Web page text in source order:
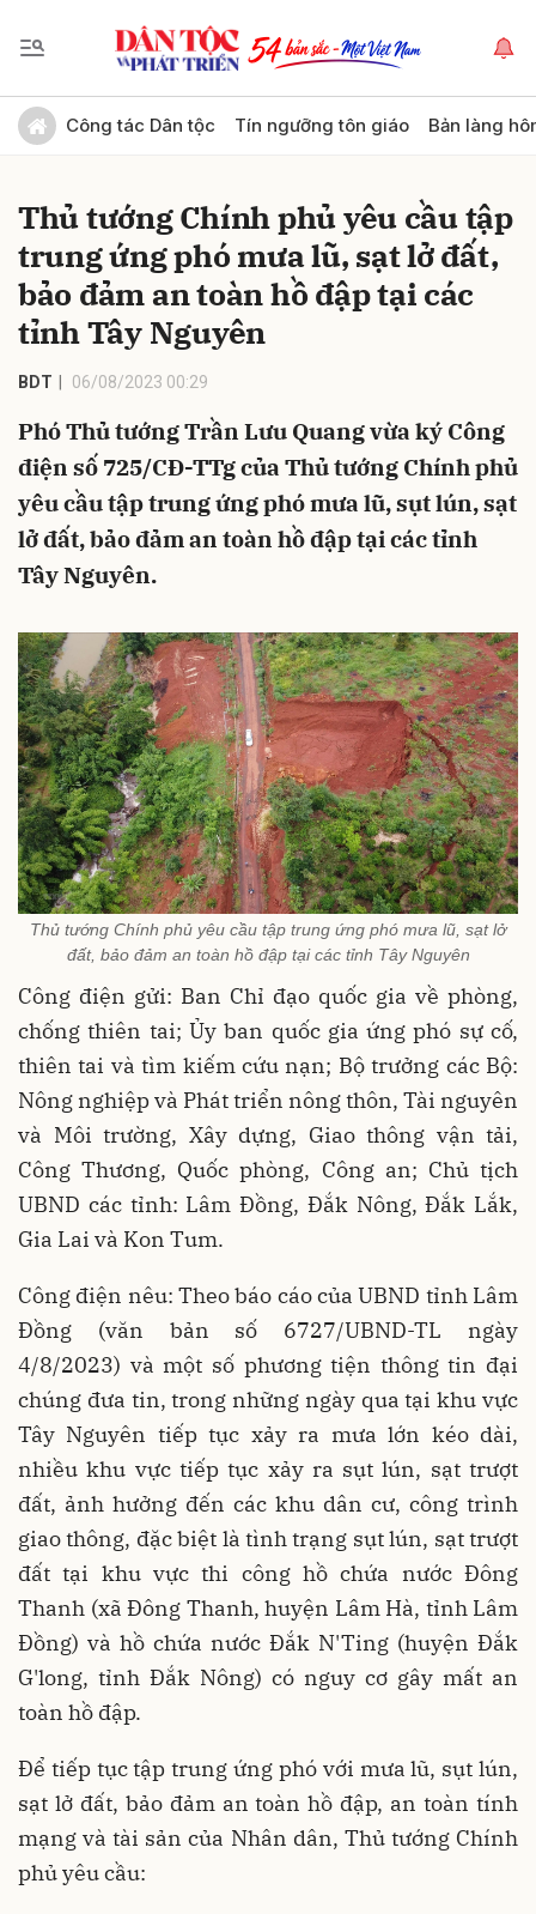
Công tác Dân tộc Tín ngưỡng tôn giáo Bản làng
Thủ tướng Chính phủ yêu cầu tập
trung ứng phó mưa lũ, sạt lở đất,
bảo đảm an toàn hồ đập tại các
tỉnh Tây Nguyên
BDT 06/08/2023 00:29
Phó Thủ tướng Trần Lưu Quang vừa ký Công
điện số 725/CĐ-TTg của Thủ tướng Chính phủ
yêu cầu tập trung ứng phó mưa lũ, sụt lún, sạt
lở đất, bảo đảm an toàn hồ đập tại các tỉnh
Tây Nguyên.
Thủ tướng Chính phủ yêu cầu tập trung ứng phó mưa lũ, sạt lở
đất, bảo đảm an toàn hồ đập tại các tỉnh Tây Nguyên
Công điện gửi: Ban Chỉ đạo quốc gia về phòng,
chống thiên tai; Ủy ban quốc gia ứng phó sự cố,
thiên tai và tìm kiếm cứu nạn; Bộ trưởng các Bộ:
Nông nghiệp và Phát triển nông thôn, Tài nguyên
và Môi trường, Xây dựng, Giao thông vận tải,
Công Thương, Quốc phòng, Công an; Chủ tịch
UBND các tỉnh: Lâm Đồng, Đắk Nông, Đắk Lắk,
Gia Lai và Kon Tum.
Công điện nêu: Theo báo cáo của UBND tỉnh Lâm
Đồng (văn bản số 6727/UBND-TL ngày
4/8/2023) và một số phương tiện thông tin đại
chúng đưa tin, trong những ngày qua tại khu vực
Tây Nguyên tiếp tục xảy ra mưa lớn kéo dài,
nhiều khu vực tiếp tục xảy ra sụt lún, sạt trượt
đất, ảnh hưởng đến các khu dân cư, công trình
giao thông, đặc biệt là tình trạng sụt lún, sạt trượt
đất tại khu vực thi công hồ chứa nước Đông
Thanh (xã Đông Thanh, huyện Lâm Hà, tỉnh Lâm
Đồng) và hồ chứa nước Đắk N'Ting (huyện Đắk
G'long, tỉnh Đắk Nông) có nguy cơ gây mất an
toàn hồ đập.
Để tiếp tục tập trung ứng phó với mưa lũ, sụt lún,
sạt lở đất, bảo đảm an toàn hồ đập, an toàn tính
mạng và tài sản của Nhân dân, Thủ tướng Chính
phủ yêu cầu:
Gửi bình luận